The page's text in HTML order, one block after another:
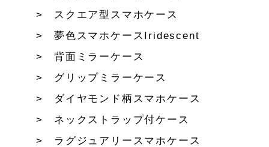
スクエア型スマホケース
夢色スマホケースIridescent
背面ミラーケース
グリップミラーケース
ダイヤモンド柄スマホケース
ネックストラップ付ケース
ラグジュアリースマホケース